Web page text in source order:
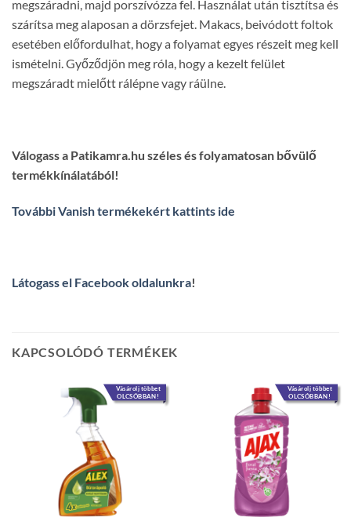
megszáradni, majd porszívózza fel. Használat után tisztítsa és
szárítsa meg alaposan a dörzsfejet. Makacs, beivódott foltok
esetében előfordulhat, hogy a folyamat egyes részeit meg kell
ismételni. Győződjön meg róla, hogy a kezelt felület
megszáradt mielőtt rálépne vagy ráülne.
Válogass a Patikamra.hu széles és folyamatosan bővülő
termékkínálatából!
További Vanish termékekért kattints ide
Látogass el Facebook oldalunkra!
KAPCSOLÓDÓ TERMÉKEK
Vásárolj többet
OLCSÓBBAN!
Vásárolj többet
OLCSÓBBAN!